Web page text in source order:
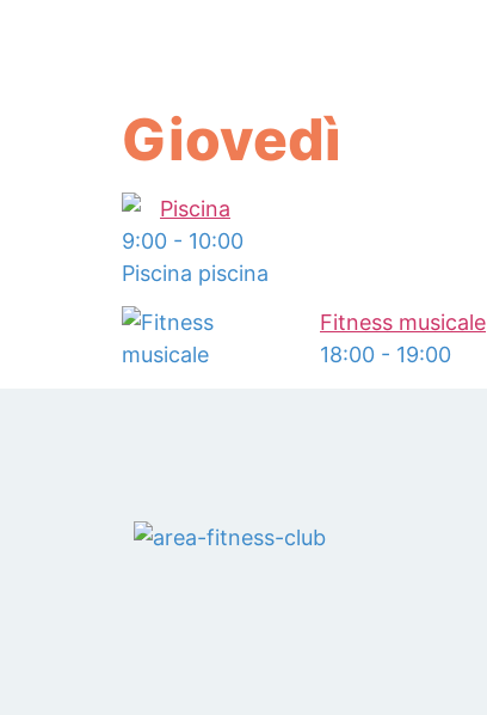
Giovedì
Piscina
9:00 - 10:00
Piscina piscina
Fitness musicale
18:00 - 19:00